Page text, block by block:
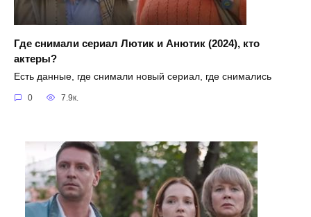
Где снимали сериал Лютик и Анютик (2024), кто
актеры?
Есть данные, где снимали новый сериал, где снимались
0 7.9к.